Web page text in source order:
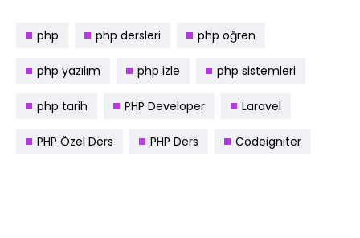
php php dersleri php öğren
php yazılım php izle php sistemleri
php tarih PHP Developer Laravel
PHP Özel Ders PHP Ders Codeigniter